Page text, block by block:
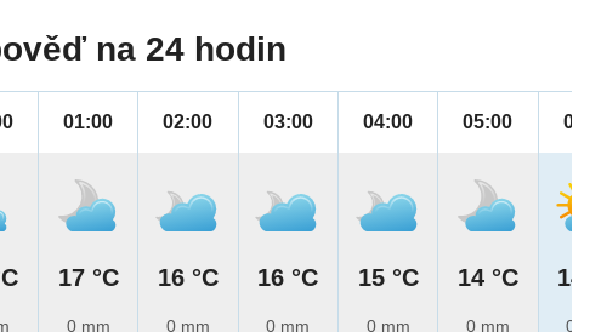
na 24 hodin
01:00
17 °C
0 mm
02:00
16 °C
0 mm
03:00
16 °C
0 mm
04:00
15 °C
0 mm
05:00
14 °C
0 mm
06:00
14 °C
0 mm